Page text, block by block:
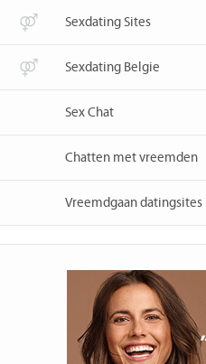
Sexdating Sites
Sexdating Belgie
Sex Chat
Chatten met vreemden
Vreemdgaan datingsites